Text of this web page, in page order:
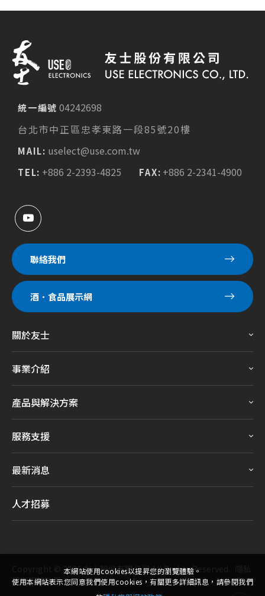
統一編號 04242698
台北市中正區忠孝東路一段85號20樓
MAIL: uselect@use.com.tw
TEL: +886 2-2393-4825 FAX: +886 2-2341-4900
聯絡我們
酒．食品展示網
關於友士
事業介紹
產品與解決方案
服務支援
最新消息
人才招募
2026友士股份有限公司 All Rights Reserved.
權與網站政策
本網站使用cookies以提昇您的瀏覽體驗。
使用本網站表示您同意我們使用cookies，有關更多詳細訊息，請參閱我們